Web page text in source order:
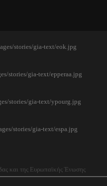
και της Ευρωπαϊκής Ένωσης